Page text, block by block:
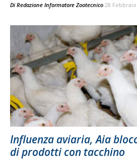
Di Redazione Informatore Zootecnico 28 Febbraio
Influenza aviaria, Aia
di prodotti con tacchino